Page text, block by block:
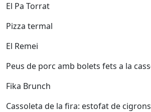
El Pa Torrat
Pizza termal
El Remei
Peus de porc amb bolets fets a la
Fika Brunch
Cassoleta de la fira: estofat de